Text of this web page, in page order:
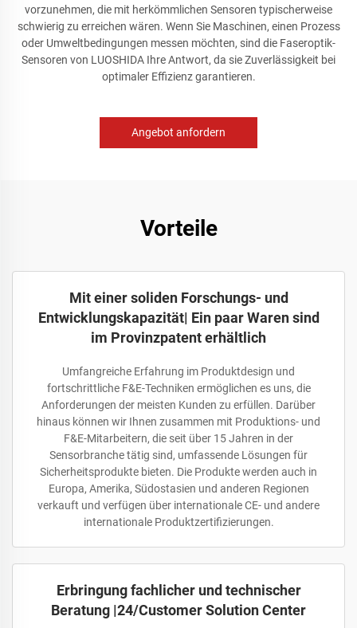
vorzunehmen, die mit herkömmlichen Sensoren typischerweise
schwierig zu erreichen wären. Wenn Sie Maschinen, einen Prozess
oder Umweltbedingungen messen möchten, sind die Faseroptik-
Sensoren von LUOSHIDA Ihre Antwort, da sie Zuverlässigkeit bei
optimaler Effizienz garantieren.
Angebot anfordern
Vorteile
Mit einer soliden Forschungs- und
Entwicklungskapazität| Ein paar Waren sind
im Provinzpatent erhältlich
Umfangreiche Erfahrung im Produktdesign und
fortschrittliche F&E-Techniken ermöglichen es uns, die
Anforderungen der meisten Kunden zu erfüllen. Darüber
hinaus können wir Ihnen zusammen mit Produktions- und
F&E-Mitarbeitern, die seit über 15 Jahren in der
Sensorbranche tätig sind, umfassende Lösungen für
Sicherheitsprodukte bieten. Die Produkte werden auch in
Europa, Amerika, Südostasien und anderen Regionen
verkauft und verfügen über internationale CE- und andere
internationale Produktzertifizierungen.
Erbringung fachlicher und technischer
Beratung |24/Customer Solution Center